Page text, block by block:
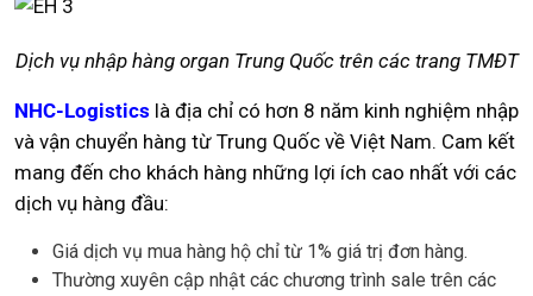
Dịch vụ nhập hàng organ Trung Quốc trên các trang TMĐT
NHC-Logistics là địa chỉ có hơn 8 năm kinh nghiệm nhập
và vận chuyển hàng từ Trung Quốc về Việt Nam. Cam kết
mang đến cho khách hàng những lợi ích cao nhất với các
dịch vụ hàng đầu:
Giá dịch vụ mua hàng hộ chỉ từ 1% giá trị đơn hàng.
Thường xuyên cập nhật các chương trình sale trên các